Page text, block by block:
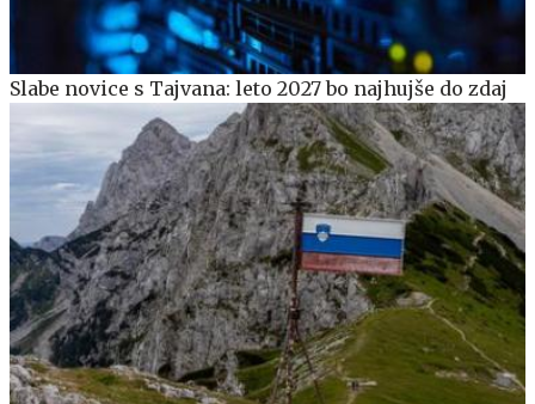
Slabe novice s Tajvana: leto 2027 bo najhujše do zdaj